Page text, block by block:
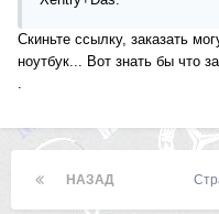
Скиньте ссылку, заказать
ноутбук... Вот знать бы что
.
НАЗАД